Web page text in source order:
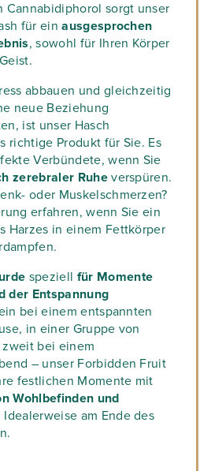
Cannabidiphorol sorgt unser
für einausgesprochen
, sowohl für Ihren Körper
abbauen und gleichzeitig
neue Beziehung
ist unser Hasch
richtige Produkt für Sie. Es
Verbündete, wenn Sie
zerebraler Ruheverspüren.
oder Muskelschmerzen?
erfahren, wenn Sie ein
Harzes in einem Fettkörper
speziell für Momente
der Entspannung
bei einem entspannten
in einer Gruppe von
bei einem
– unser Forbidden Fruit
festlichen Momente mit
Wohlbefinden und
Idealerweise am Ende des